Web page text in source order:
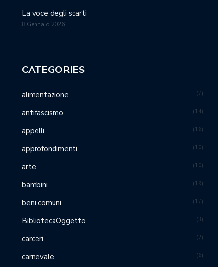
La voce degli scarti
8 Gennaio 2026
CATEGORIES
alimentazione 7
antifascismo 14
appelli 16
approfondimenti 10
arte 10
bambini 19
beni comuni 17
BibliotecaOggetto 3
carceri 2
carnevale 6